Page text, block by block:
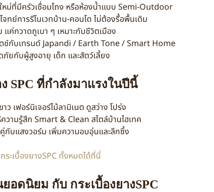
หม่ที่มีครัวเชื่อมโถง หรือห้องน้ำแบบ Semi-Outdoor
ทย์การรีโนเวทบ้าน-คอนโด ไม่ต้องรื้อพื้นเดิม
ค่กวาดถูเบา ๆ เหมาะกับชีวิตเมือง
ช์กับเทรนด์ Japandi / Earth Tone / Smart Home
ยกับผู้สูงอายุ เด็ก และสัตว์เลี้ยง
SPC ที่กำลังมาแรงในปีนี้
ว เฟอร์นิเจอร์ไม้ลามิเนต ดูสว่าง โปร่ง
วามรู้สึก Smart & Clean สไตล์บ้านไฮเทค
กับแสงวอร์ม เพิ่มความอบอุ่นและลึกซึ้ง
ระเบื้องยางSPC ทั้งหมดได้ที่นี่
อดนิยม กับ กระเบื้องยางSPC